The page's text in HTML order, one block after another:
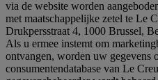
via de website worden
met maatschappelijke zetel te Le
Drukpersstraat 4, 1000 Brussel,
Als u ermee instemt om
ontvangen, worden uw gegevens
consumentendatabase van Le